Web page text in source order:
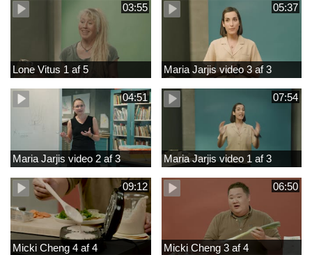
03:55
Lone Vitus 1 af 5
05:37
Maria Jarjis video 3 af 3
04:51
Maria Jarjis video 2 af 3
07:54
Maria Jarjis video 1 af 3
09:12
Micki Cheng 4 af 4
06:50
Micki Cheng 3 af 4